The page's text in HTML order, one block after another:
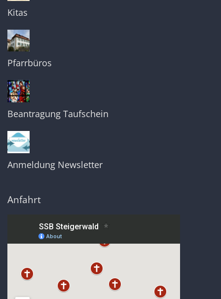
Kitas
Pfarrbüros
Beantragung Taufschein
Anmeldung Newsletter
Anfahrt